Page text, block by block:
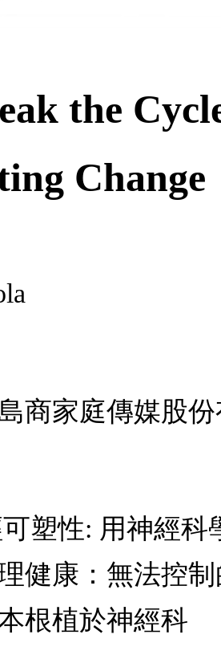
the
Change
商家庭傳媒股
可塑性: 用神經
健康：無法控
根植於神經科